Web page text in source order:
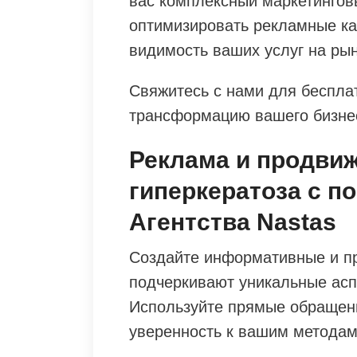
оптимизировать рекламные
видимость ваших услуг на
Свяжитесь с нами для
трансформацию вашего
Реклама и
гиперкератоза с
Агентства Nastas
Создайте информативные и
подчеркивают уникальные
Используйте прямые
уверенность к вашим